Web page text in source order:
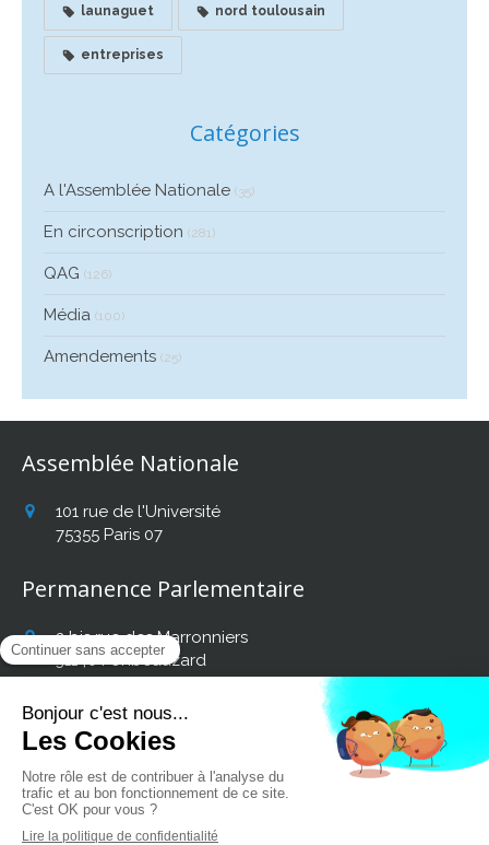
launaguet nord toulousain
entreprises
Catégories
A l'Assemblée Nationale (35)
En circonscription (281)
QAG (126)
Média (100)
Amendements (25)
Assemblée Nationale
101 rue de l'Université
75355 Paris 07
Permanence Parlementaire
2 bis rue des Marronniers
31140 Fonbeauzard
Retrouvez mon actualité
sur les réseaux sociaux :